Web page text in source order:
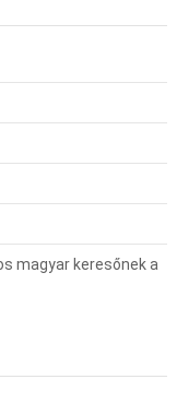
magyar keresőnek a